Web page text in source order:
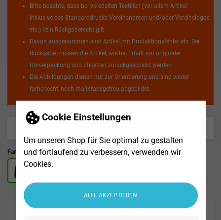
Cookie Einstellungen
Um unseren Shop für Sie optimal zu gestalten
und fortlaufend zu verbessern, verwenden wir
Cookies.
ALLE AKZEPTIEREN
Bitte beachte, dass bei veredelten Textilien (vor allem Artikel
inklusive des Standarddrucks Vereinsnamen und/oder Vereinslogos
etc.) kein Rückgaberecht gilt.
Davon ausgenommen sind Artikel mit Produktionsfehler etc. Bei
Rückgabe müssen die Artikel, wie bei Erhalt mit originaler
Umverpackung und Etiketten zurückgeschickt werden.
Die Abbildungen dienen nur zur Orientierung und sind weder
farbenecht, noch maßstabsgetreu abgebildet.
Farbe :